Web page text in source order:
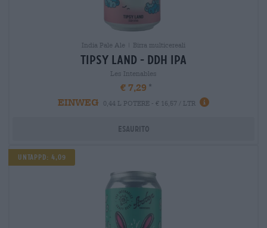
India Pale Ale | Birra multicereali
tipsy land - ddh ipa
Les Intenables
€ 7,29
EINWEG
0,44 L POTERE - € 16,57 / LTR
Esaurito
UNTAPPD: 4,09